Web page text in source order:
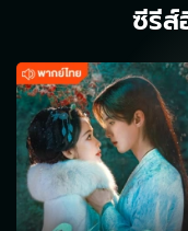
ซีรีส์